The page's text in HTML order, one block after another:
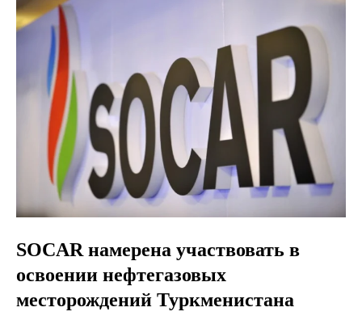
SOCAR намерена участвовать в
освоении нефтегазовых
месторождений Туркменистана